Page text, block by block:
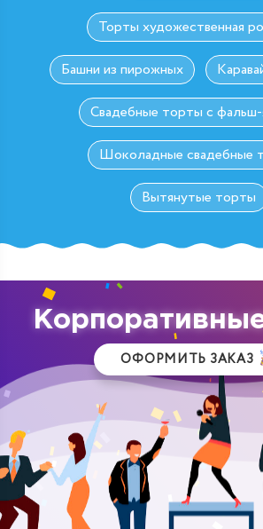
Торты художественная
Башни из пирожных
Свадебные торты с
Шоколадные свадебные
Вытянутые торты
ОФОРМИТЬ ЗАКАЗ